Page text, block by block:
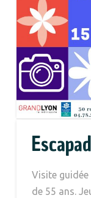
Visite
de 55 ans.